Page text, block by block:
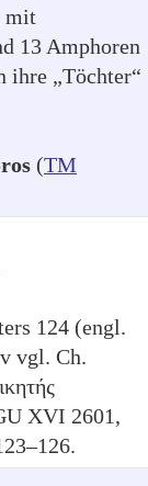
mit
13 Amphoren
ihre „Töchter“
(TM
124 (engl.
vgl. Ch.
XVI 2601,